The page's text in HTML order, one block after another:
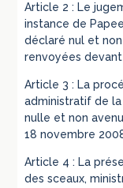
Article 2 : Le
instance de
déclaré nul et
renvoyées
Article 3 : La
administratif de
nulle et non
18 novembre
Article 4 : La
des sceaux,